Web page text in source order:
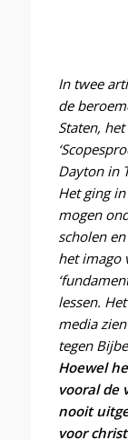
In twee
de
Staten, het
Dayton in
Het ging
mogen
scholen
het imago
lessen.
media
tegen
Hoewel
vooral de
nooit
voor